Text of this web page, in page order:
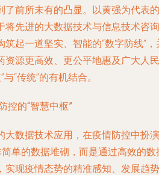
了前所未有的凸显。以黄强为代表的
将先进的大数据技术与信息技术咨询
起一道坚实、智能的“数字防线”，
资源更高效、更公平地惠及广大人民
与“传统”的有机结合。
控的“智慧中枢”
大数据技术应用，在疫情防控中扮演
单的数据堆砌，而是通过高效的数
实现疫情态势的精准感知、发展趋势